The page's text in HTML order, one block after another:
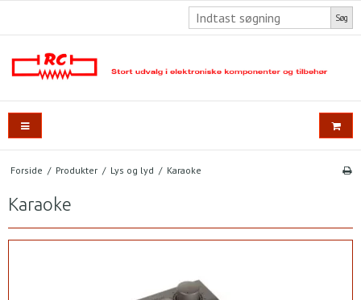
Søg
Forside / Produkter / Lys og lyd / Karaoke
Karaoke